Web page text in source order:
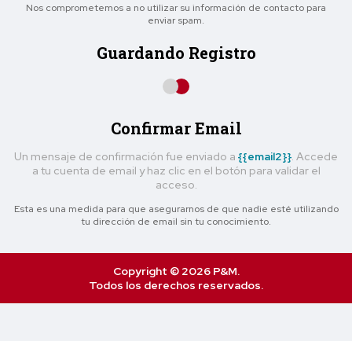
Nos comprometemos a no utilizar su información de contacto para
enviar spam.
Guardando Registro
Confirmar Email
Un mensaje de confirmación fue enviado a {{email2}} . Accede
a tu cuenta de email y haz clic en el botón para validar el
acceso.
Esta es una medida para que asegurarnos de que nadie esté utilizando
tu dirección de email sin tu conocimiento.
Copyright © 2026 P&M.
Todos los derechos reservados.